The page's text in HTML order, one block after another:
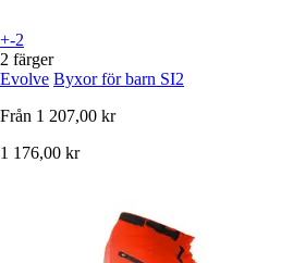
+-2
2 färger
Evolve Byxor för barn SI2
Från 1 207,00 kr
1 176,00 kr